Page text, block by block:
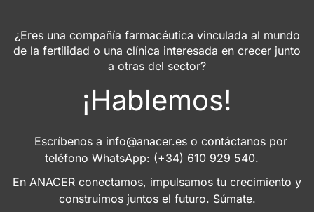
¿Eres una compañía farmacéutica vinculada al mundo
de la fertilidad o una clínica interesada en crecer junto
a otras del sector?
¡Hablemos!
Escríbenos a info@anacer.eso contáctanos por
teléfono WhatsApp: (+34) 610 929 540.
En ANACER conectamos, impulsamos tu crecimiento y
construimos juntos el futuro. Súmate.